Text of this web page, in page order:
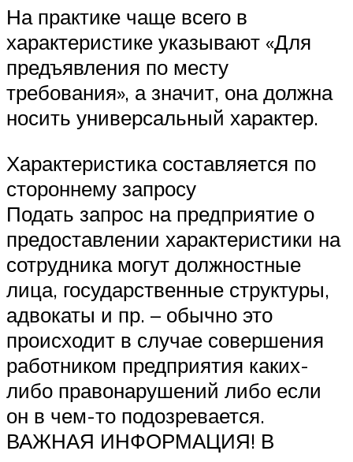
На практике чаще всего в
характеристике указывают «Для
предъявления по месту
требования», а значит, она должна
носить универсальный характер.
Характеристика составляется по
стороннему запросу
Подать запрос на предприятие о
предоставлении характеристики на
сотрудника могут должностные
лица, государственные структуры,
адвокаты и пр. – обычно это
происходит в случае совершения
работником предприятия каких-
либо правонарушений либо если
он в чем-то подозревается.
ВАЖНАЯ ИНФОРМАЦИЯ! В